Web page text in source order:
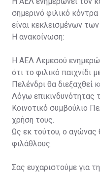
σημερινό φιλικό
είναι κεκλεισμένων
Η ανακοίνωση:
Η ΑΕΛ Λεμεσού
ότι το φιλικό παιχνίδι
Πελένδρι θα διεξαχθεί
Λόγω επικινδυνότητας
Κοινοτικό συμβούλιο
χρήση τους.
Ως εκ τούτου, ο αγώνας
φιλάθλους.
Σας ευχαριστούμε για